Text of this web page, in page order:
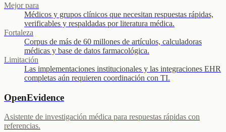
Mejor para
Médicos y grupos clínicos que necesitan respuestas rápidas,
verificables y respaldadas por literatura médica.
Fortaleza
Corpus de más de 60 millones de artículos, calculadoras
médicas y base de datos farmacológica.
Limitación
Las implementaciones institucionales y las integraciones EHR
completas aún requieren coordinación con TI.
OpenEvidence
Asistente de investigación médica para respuestas rápidas con
referencias.